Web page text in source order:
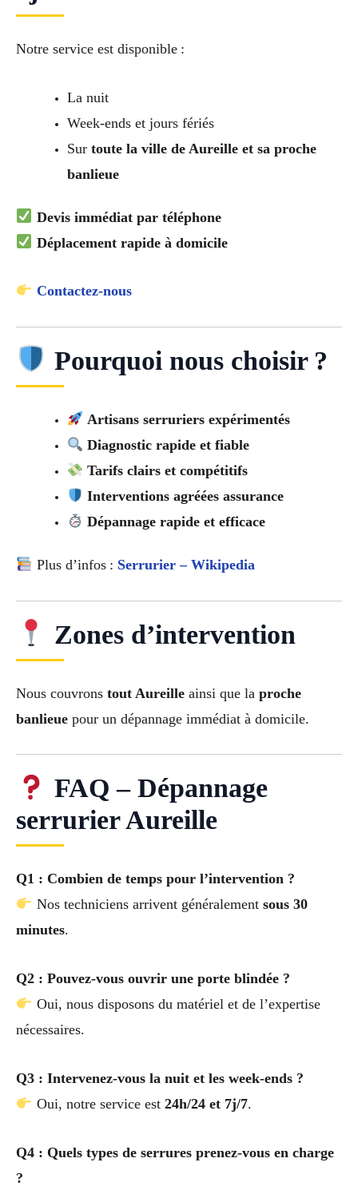
Notre service est disponible :
La nuit
Week-ends et jours fériés
Sur toute la ville de Aureille et sa proche
banlieue
Devis immédiat par téléphone
Déplacement rapide à domicile
Contactez-nous
Pourquoi nous choisir ?
Artisans serruriers expérimentés
Diagnostic rapide et fiable
Tarifs clairs et compétitifs
Interventions agréées assurance
Dépannage rapide et efficace
Plus d’infos : Serrurier – Wikipedia
Zones d’intervention
Nous couvrons tout Aureille ainsi que la proche
banlieue pour un dépannage immédiat à domicile.
FAQ – Dépannage
serrurier Aureille
Q1 : Combien de temps pour l’intervention ?
Nos techniciens arrivent généralement sous 30
minutes.
Q2 : Pouvez-vous ouvrir une porte blindée ?
Oui, nous disposons du matériel et de l’expertise
nécessaires.
Q3 : Intervenez-vous la nuit et les week-ends ?
Oui, notre service est 24h/24 et 7j/7.
Q4 : Quels types de serrures prenez-vous en charge
?